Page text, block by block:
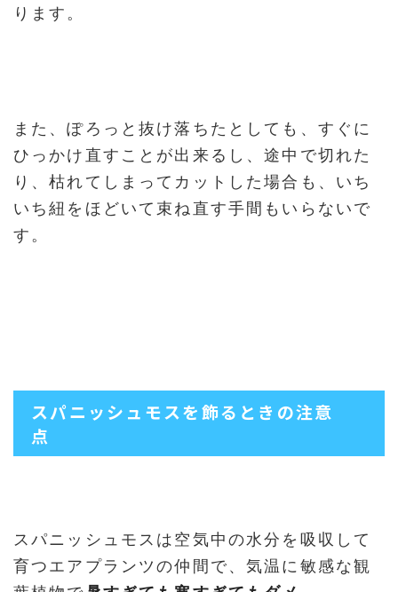
ります。
また、ぽろっと抜け落ちたとしても、すぐに
ひっかけ直すことが出来るし、途中で切れた
り、枯れてしまってカットした場合も、いち
いち紐をほどいて束ね直す手間もいらないで
す。
スパニッシュモスを飾るときの注意
点
スパニッシュモスは空気中の水分を吸収して
育つエアプランツの仲間で、気温に敏感な観